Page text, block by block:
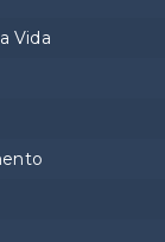
Vida